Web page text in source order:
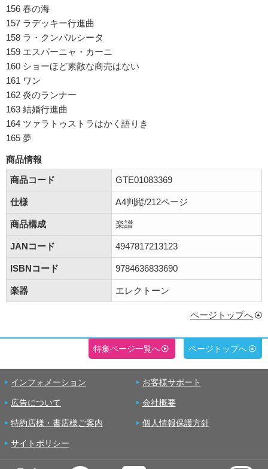
156 春の海
157 ラデッキー行進曲
158 ラ・クンパルシータ
159 エスパーニャ・カーニ
160 ショーほど素敵な商売はない
161 ワン
162 炎のランナー
163 結婚行進曲
164 ツァラトゥストラはかく語りき
165 夢
商品情報
商品コード
GTE01083369
仕様 A4判縦/212ページ
商品構成 楽譜
JANコード 4947817213123
ISBNコード 9784636833690
楽器 エレクトーン
ページトップへ
特集ページ一覧へ ページトップへ
インフォメーション お客様サポート
広告について 会社概要
特約店様・書店様ご案内 個人情報保護方針
サイトポリシー